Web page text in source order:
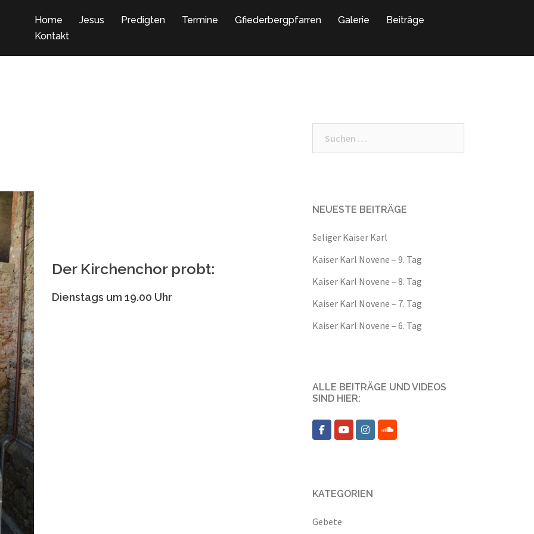
Home Jesus Predigten Termine Gfiederbergpfarren Galerie
Beiträge
Kontakt
Der Kirchenchor probt:
Dienstags um 19.00 Uhr
NEUESTE BEITRÄGE
Seliger Kaiser Karl
Kaiser Karl Novene – 9. Tag
Kaiser Karl Novene – 8. Tag
Kaiser Karl Novene – 7. Tag
Kaiser Karl Novene – 6. Tag
ALLE BEITRÄGE UND VIDEOS
SIND HIER:
KATEGORIEN
Gebete